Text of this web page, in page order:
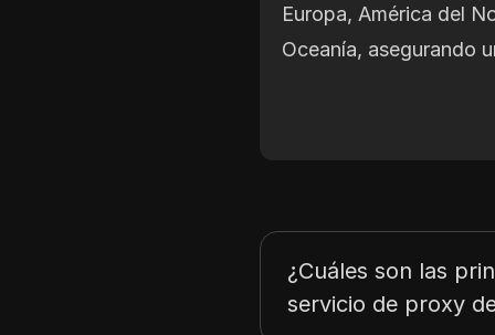
Europa, América del
Oceanía, asegurando
¿Cuáles son las
servicio de proxy